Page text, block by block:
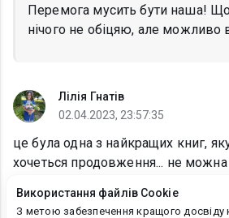
Перемога мусить бути наша!
нічого не обіцяю, але
Лілія Гнатів
02.04.2023, 23:57:35
це була одна з найкращих книг,
хочеться продовження... не можна
уявила себе на місці головної
Використання файлів Cookie
З метою забезпечення кращого досвіду